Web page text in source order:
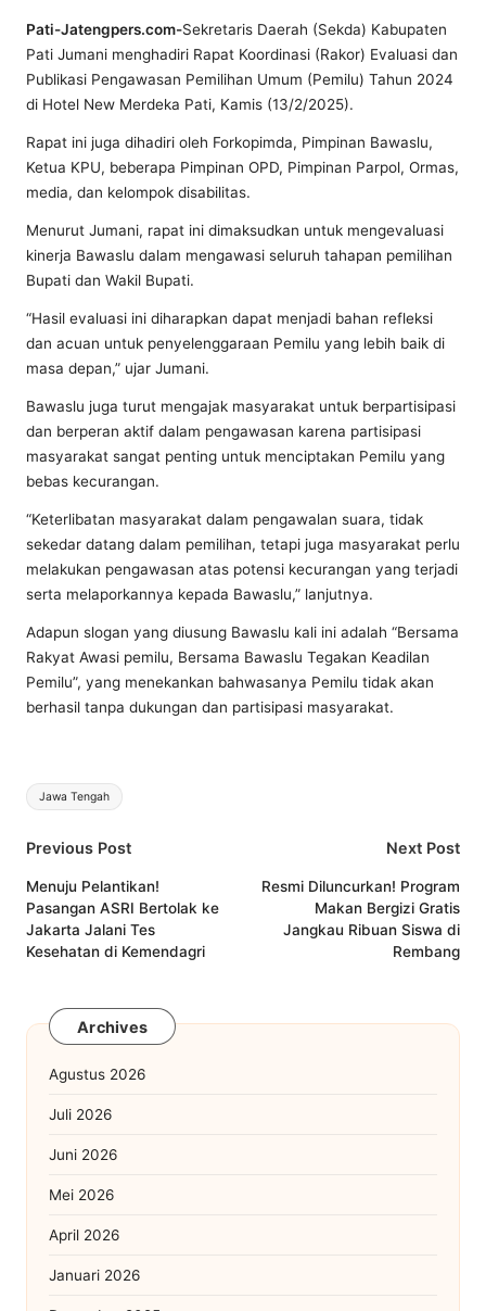
Pati-Jatengpers.com-Sekretaris Daerah (Sekda) Kabupaten
Pati Jumani menghadiri Rapat Koordinasi (Rakor) Evaluasi dan
Publikasi Pengawasan Pemilihan Umum (Pemilu) Tahun 2024
di Hotel New Merdeka Pati, Kamis (13/2/2025).
Rapat ini juga dihadiri oleh Forkopimda, Pimpinan Bawaslu,
Ketua KPU, beberapa Pimpinan OPD, Pimpinan Parpol, Ormas,
media, dan kelompok disabilitas.
Menurut Jumani, rapat ini dimaksudkan untuk mengevaluasi
kinerja Bawaslu dalam mengawasi seluruh tahapan pemilihan
Bupati dan Wakil Bupati.
“Hasil evaluasi ini diharapkan dapat menjadi bahan refleksi
dan acuan untuk penyelenggaraan Pemilu yang lebih baik di
masa depan,” ujar Jumani.
Bawaslu juga turut mengajak masyarakat untuk berpartisipasi
dan berperan aktif dalam pengawasan karena partisipasi
masyarakat sangat penting untuk menciptakan Pemilu yang
bebas kecurangan.
“Keterlibatan masyarakat dalam pengawalan suara, tidak
sekedar datang dalam pemilihan, tetapi juga masyarakat perlu
melakukan pengawasan atas potensi kecurangan yang terjadi
serta melaporkannya kepada Bawaslu,” lanjutnya.
Adapun slogan yang diusung Bawaslu kali ini adalah “Bersama
Rakyat Awasi pemilu, Bersama Bawaslu Tegakan Keadilan
Pemilu”, yang menekankan bahwasanya Pemilu tidak akan
berhasil tanpa dukungan dan partisipasi masyarakat.
Tags:
Jawa Tengah
Post
navigation
Previous Post
Menuju Pelantikan!
Pasangan ASRI Bertolak ke
Jakarta Jalani Tes
Kesehatan di Kemendagri
Next Post
Resmi Diluncurkan! Program
Makan Bergizi Gratis
Jangkau Ribuan Siswa di
Rembang
Archives
Agustus 2026
Juli 2026
Juni 2026
Mei 2026
April 2026
Januari 2026